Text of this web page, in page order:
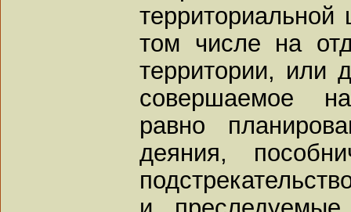
территориальной
том числе на
территории, или
совершаемое
равно
деяния,